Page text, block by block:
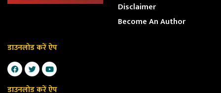
Disclaimer
Become An Author
डाउनलोड करें ऐप
डाउनलोड करें ऐप